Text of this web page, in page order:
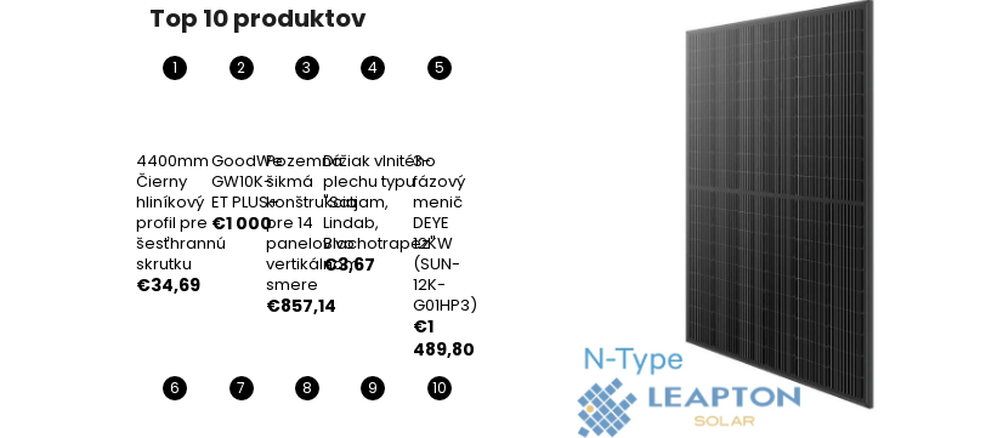
Top 10 produktov
4400mm
Čierny
hliníkový
profil pre
šesťhrannú
skrutku
€34,69
GoodWe
GW10K-
ET PLUS+
€1 000
Pozemná
šikmá
konštrukcia
pre 14
panelov vo
vertikálnom
smere
€857,14
Držiak vlnitého
plechu typu
"Satjam,
Lindab,
Blachotrapez"
€3,67
3-
fázový
menič
DEYE
12KW
(SUN-
12K-
G01HP3)
€1
489,80
4400MM ČIERNY HLINÍKOVÝ PROFIL PRE
€34,69
GOODWE GW10K-ET PLUS+
€1 000